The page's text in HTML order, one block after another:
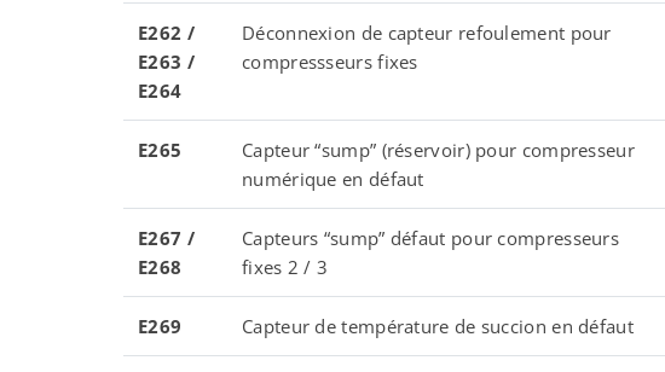
E262 /
E263 /
E264
Déconnexion de capteur refoulement pour
compressseurs fixes
E265
Capteur “sump” (réservoir) pour compresseur
numérique en défaut
E267 /
E268
Capteurs “sump” défaut pour compresseurs
fixes 2 / 3
E269 Capteur de température de succion en défaut